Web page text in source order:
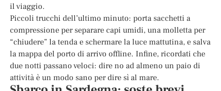
il viaggio.
Piccoli trucchi dell’ultimo minuto: porta sacchetti a
compressione per separare capi umidi, una molletta per
“chiudere” la tenda e schermare la luce mattutina, e salva
la mappa del porto di arrivo offline. Infine, ricordati che
due notti passano veloci: dire no ad almeno un paio di
attività è un modo sano per dire sì al mare.